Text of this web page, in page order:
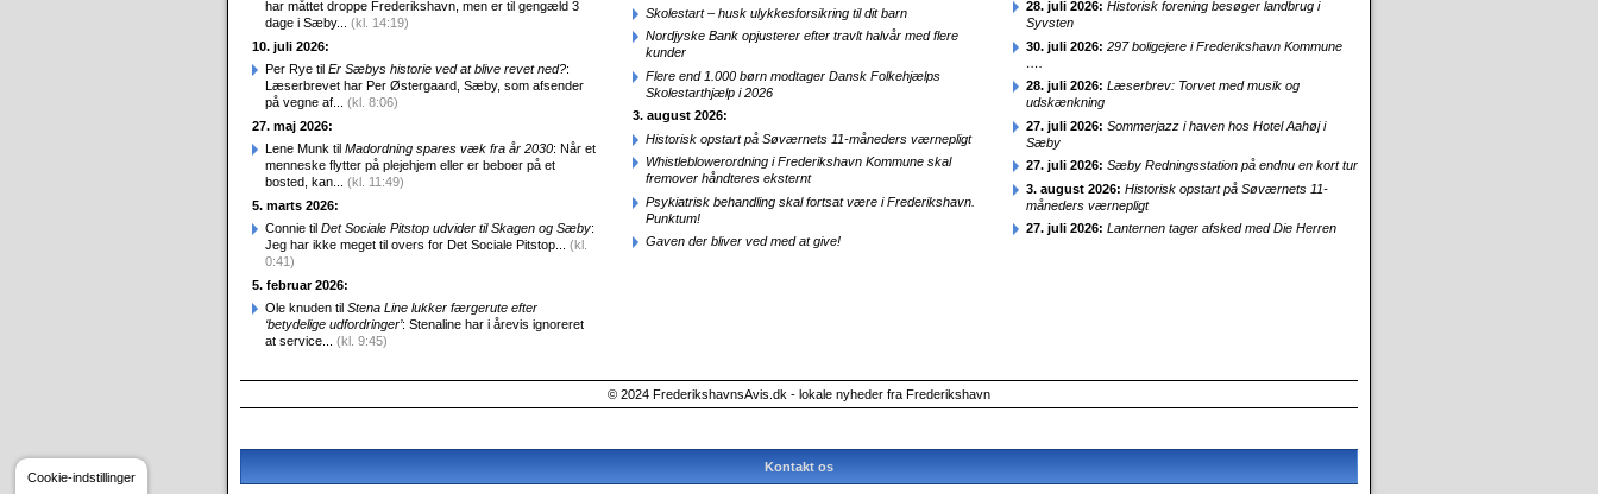
har måttet droppe Frederikshavn, men er til gengæld 3
dage i Sæby... (kl. 14:19)
10. juli 2026:
Per Rye til Er Sæbys historie ved at blive revet ned?:
Læserbrevet har Per Østergaard, Sæby, som afsender
på vegne af... (kl. 8:06)
27. maj 2026:
Lene Munk til Madordning spares væk fra år 2030: Når et
menneske flytter på plejehjem eller er beboer på et
bosted, kan... (kl. 11:49)
5. marts 2026:
Connie til Det Sociale Pitstop udvider til Skagen og Sæby:
Jeg har ikke meget til overs for Det Sociale Pitstop... (kl.
0:41)
5. februar 2026:
Ole knuden til Stena Line lukker færgerute efter
‘betydelige udfordringer’: Stenaline har i årevis ignoreret
at service... (kl. 9:45)
Skolestart – husk ulykkesforsikring til dit barn
Nordjyske Bank opjusterer efter travlt halvår med flere
kunder
Flere end 1.000 børn modtager Dansk Folkehjælps
Skolestarthjælp i 2026
3. august 2026:
Historisk opstart på Søværnets 11-måneders værnepligt
Whistleblowerordning i Frederikshavn Kommune skal
fremover håndteres eksternt
Psykiatrisk behandling skal fortsat være i Frederikshavn.
Punktum!
Gaven der bliver ved med at give!
28. juli 2026: Historisk forening besøger landbrug i
Syvsten
30. juli 2026: 297 boligejere i Frederikshavn Kommune
….
28. juli 2026: Læserbrev: Torvet med musik og
udskænkning
27. juli 2026: Sommerjazz i haven hos Hotel Aahøj i
Sæby
27. juli 2026: Sæby Redningsstation på endnu en kort tur
3. august 2026: Historisk opstart på Søværnets 11-
måneders værnepligt
27. juli 2026: Lanternen tager afsked med Die Herren
© 2024 FrederikshavnsAvis.dk - lokale nyheder fra Frederikshavn
Kontakt os
Cookie-indstillinger